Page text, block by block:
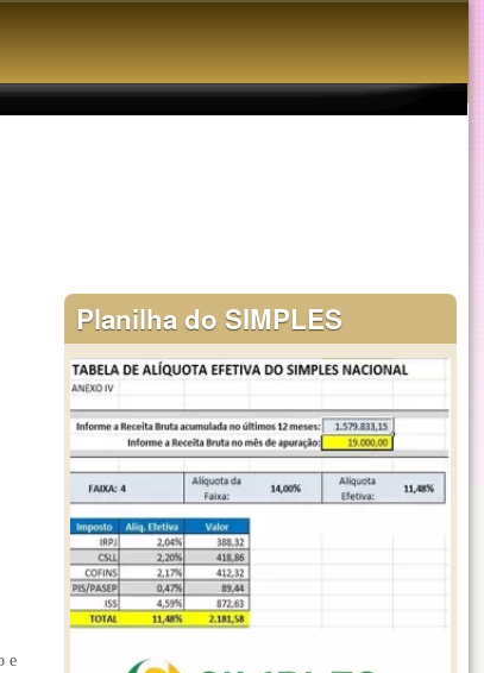
e
Planilha do SIMPLES